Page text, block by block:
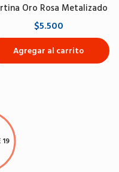
Oro Rosa Metalizado
$5.500
Agregar al carrito
19